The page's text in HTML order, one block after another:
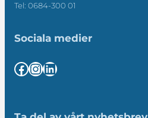
Tel: 0684-300 01
Sociala medier
Facebook InstagramLinkedIn